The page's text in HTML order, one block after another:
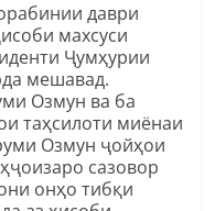
даври
махсуси
Ҷумҳурии
мешавад.
Озмун ва ба
таҳсилоти миёнаи
Озмун ҷойҳои
сазовор
онҳо тибқи